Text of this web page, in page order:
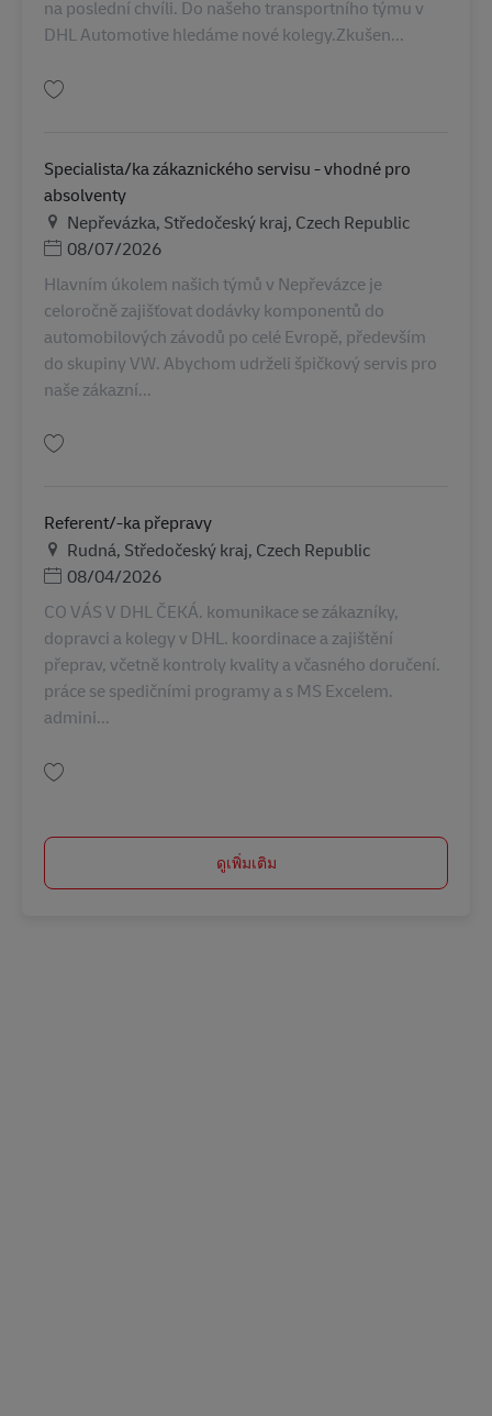
na poslední chvíli. Do našeho transportního týmu v
DHL Automotive hledáme nové kolegy.Zkušen...
Specialista/ka zákaznického servisu - vhodné pro
absolventy
สถานที่
Nepřevázka, Středočeský kraj, Czech Republic
Posted Date
08/07/2026
Hlavním úkolem našich týmů v Nepřevázce je
celoročně zajišťovat dodávky komponentů do
automobilových závodů po celé Evropě, především
do skupiny VW. Abychom udrželi špičkový servis pro
naše zákazní...
Referent/-ka přepravy
สถานที่
Rudná, Středočeský kraj, Czech Republic
Posted Date
08/04/2026
CO VÁS V DHL ČEKÁ. komunikace se zákazníky,
dopravci a kolegy v DHL. koordinace a zajištění
přeprav, včetně kontroly kvality a včasného doručení.
práce se spedičními programy a s MS Excelem.
admini...
ดูเพิ่มเติม